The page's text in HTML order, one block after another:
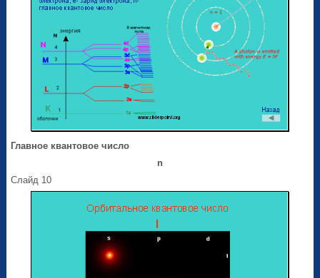
Главное квантовое число
n
Слайд 10